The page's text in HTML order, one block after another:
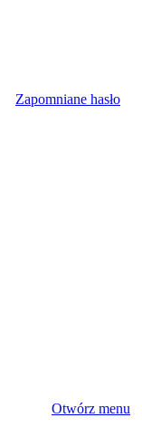
Zapomniane hasło
Otwórz menu